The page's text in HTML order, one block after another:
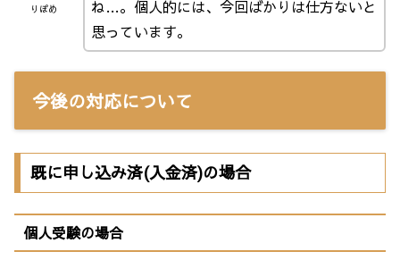
りぽめ
ね…。個人的には、今回ばかりは仕方ないと
思っています。
今後の対応について
既に申し込み済(入金済)の場合
個人受験の場合